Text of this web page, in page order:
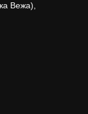
Вежа),